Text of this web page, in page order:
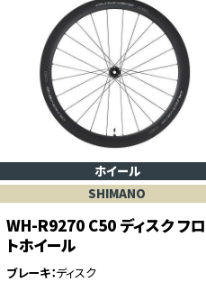
ホイール
SHIMANO
WH-R9270 C50 ディスク フ
トホイール
ブレーキ ディスク